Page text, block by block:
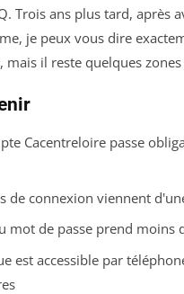
Trois ans plus tard, après
je peux vous dire
mais il reste quelques
Cacentreloire passe
de connexion viennent
mot de passe prend moins
est accessible par